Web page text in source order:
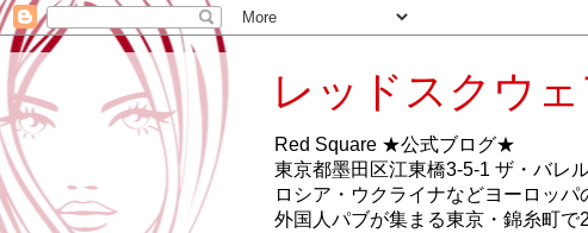
レッドスクウ
Red Square ★公式ブログ★
東京都墨田区江東橋3-5-1 ザ・バ
ロシア・ウクライナなどヨーロッ
外国人パブが集まる東京・錦糸町